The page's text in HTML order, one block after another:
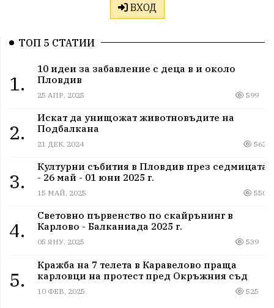
ВХОД
ТОП 5 СТАТИИ
1.
10 идеи за забавление с деца в и около
Пловдив
25 АПР, 2025 599
2.
Искат да унищожат животновъдите на
Подбалкана
21 ДЕК, 2024 562
3.
Културни събития в Пловдив през седмицата
- 26 май - 01 юни 2025 г.
15 МАЙ, 2025 550
4.
Световно първенство по скайрънинг в
Карлово - Балканиада 2025 г.
05 ЯНУ, 2025 539
5.
Кражба на 7 телета в Каравелово праща
карловци на протест пред Окръжния съд
10 ФЕВ, 2025 525